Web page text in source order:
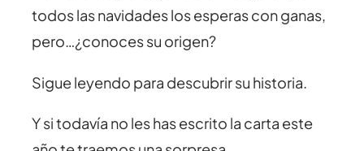
todos las navidades los esperas con ganas,
pero…¿conoces su origen?
Sigue leyendo para descubrir su historia.
Y si todavía no les has escrito la carta este